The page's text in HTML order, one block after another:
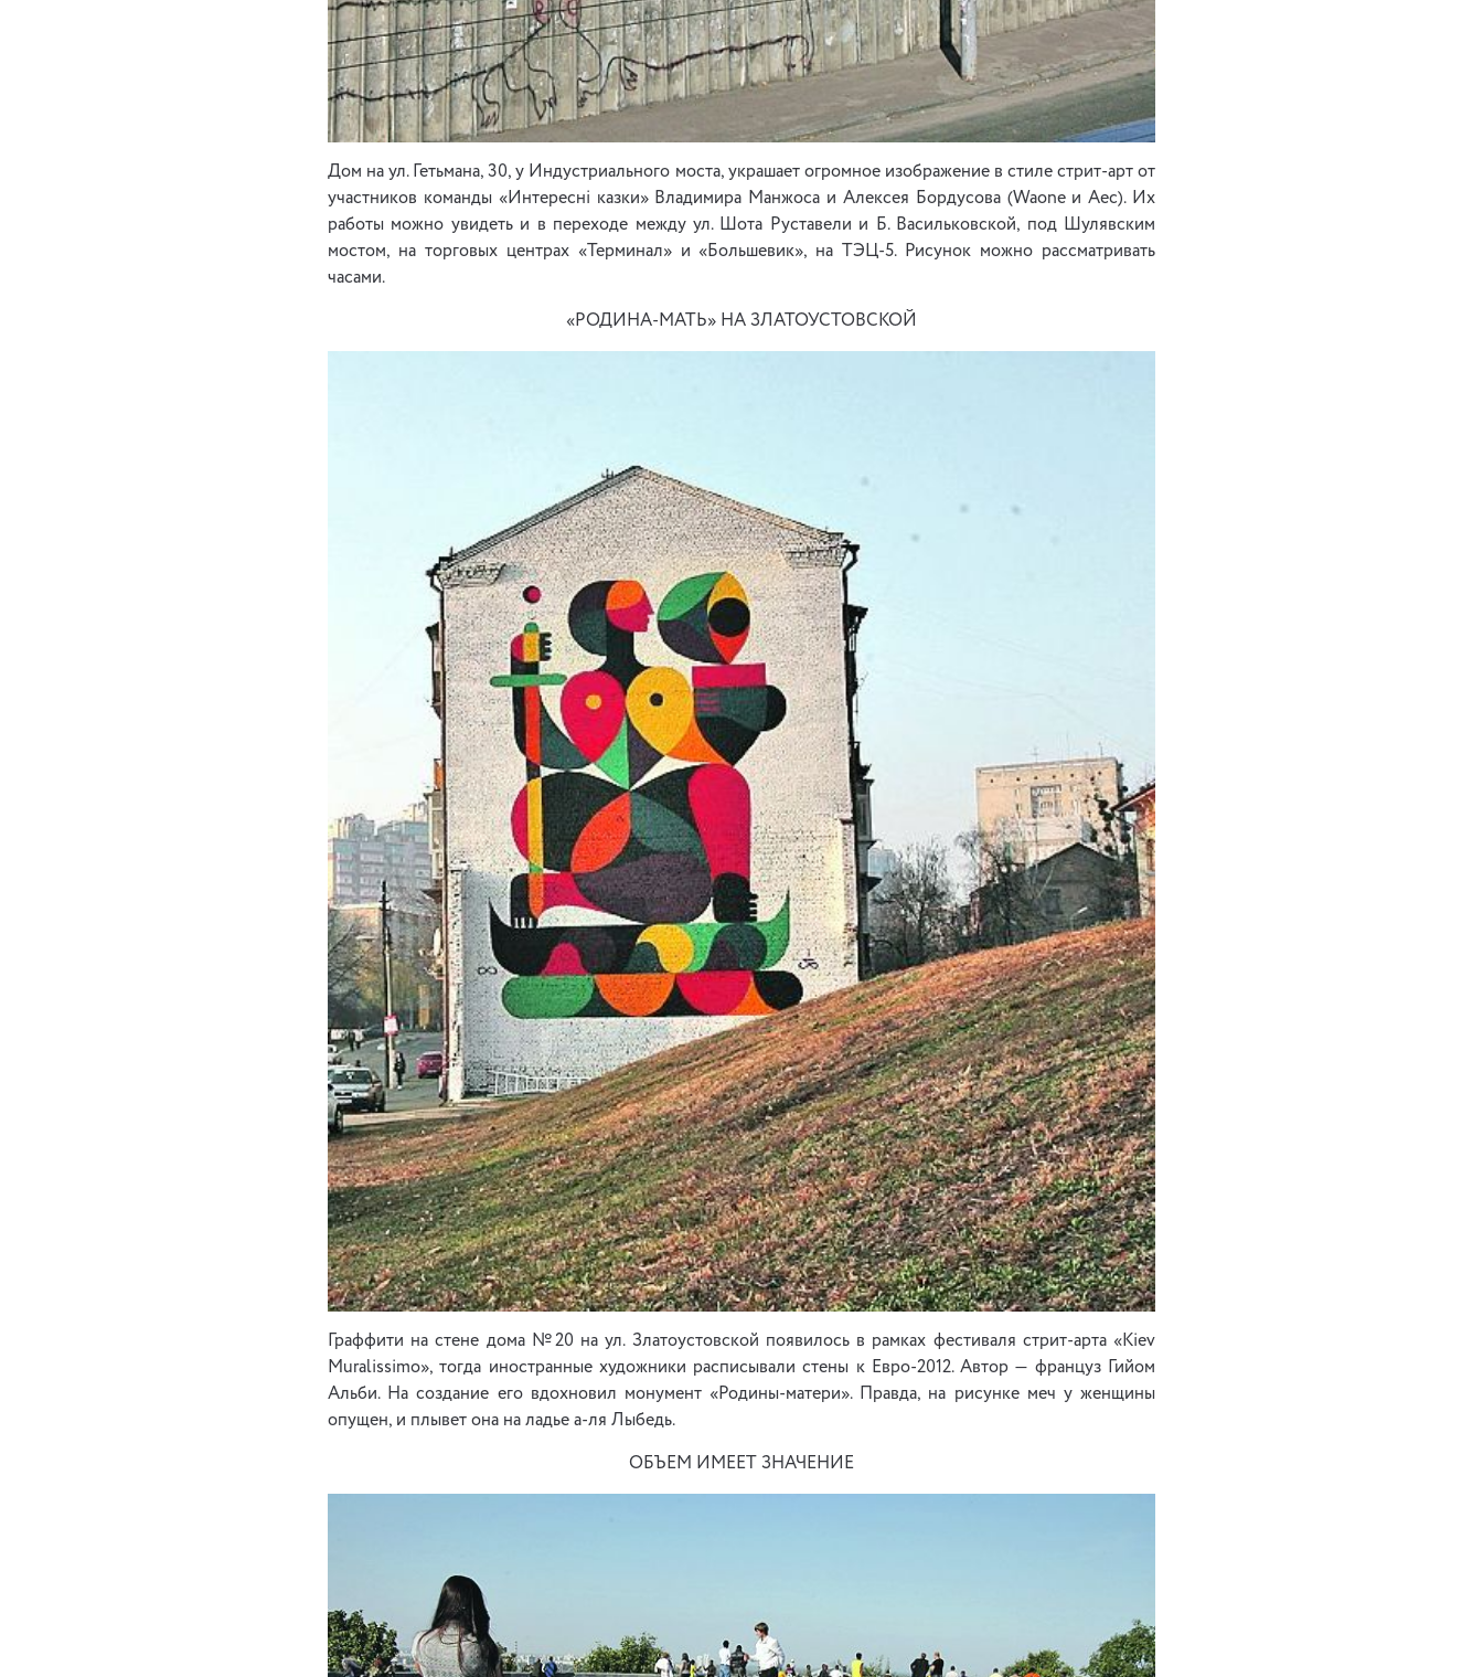
Дом на ул. Гетьмана, 30, у Индустриального моста, украшает огромное изображение в стиле стрит-арт от
участников команды «Интересні казки» Владимира Манжоса и Алексея Бордусова (Waone и Аес). Их
работы можно увидеть и в переходе между ул. Шота Руставели и Б. Васильковской, под Шулявским
мостом, на торговых центрах «Терминал» и «Большевик», на ТЭЦ-5. Рисунок можно рассматривать
часами.
«РОДИНА-МАТЬ» НА ЗЛАТОУСТОВСКОЙ
Граффити на стене дома №20 на ул. Златоустовской появилось в рамках фестиваля стрит-арта «Kiev
Muralissimo», тогда иностранные художники расписывали стены к Евро-2012. Автор — француз Гийом
Альби. На создание его вдохновил монумент «Родины-матери». Правда, на рисунке меч у женщины
опущен, и плывет она на ладье а-ля Лыбедь.
ОБЪЕМ ИМЕЕТ ЗНАЧЕНИЕ